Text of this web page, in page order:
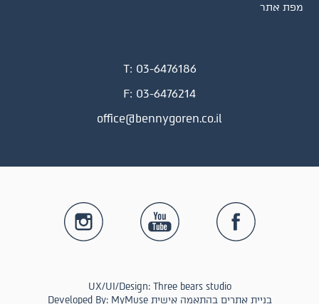
T: 03-6476186
F: 03-6476214
office@bennygoren.co.il
מפת אתר
UX/UI/Design: Three bears studio
Developed By: MyMuse בניית אתרים בהתאמה אישית